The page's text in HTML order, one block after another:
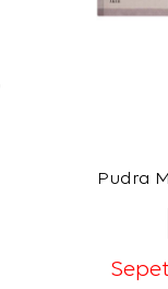
Pudra